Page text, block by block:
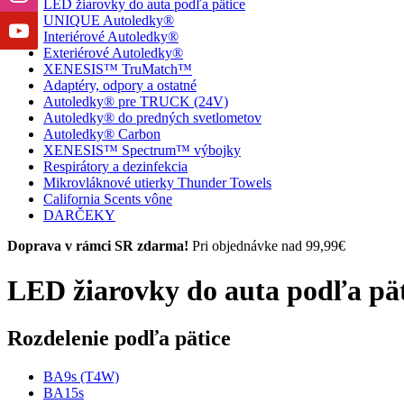
LED žiarovky do auta podľa pätice
UNIQUE Autoledky®
Interiérové Autoledky®
Exteriérové Autoledky®
XENESIS™ TruMatch™
Adaptéry, odpory a ostatné
Autoledky® pre TRUCK (24V)
Autoledky® do predných svetlometov
Autoledky® Carbon
XENESIS™ Spectrum™ výbojky
Respirátory a dezinfekcia
Mikrovláknové utierky Thunder Towels
California Scents vône
DARČEKY
Doprava v rámci SR zdarma! Pri objednávke nad 99,99€
LED žiarovky do auta podľa
Rozdelenie podľa pätice
BA9s (T4W)
BA15s